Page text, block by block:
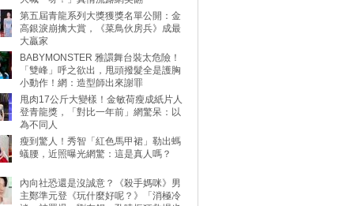
第五屆青龍系列大獎獲獎名單公開：金
高銀淚崩擒大賞，《菜鳥伙房兵》成最
大贏家
BABYMONSTER 雅譞舞台裝太危險！
「雙峰」呼之欲出，甩頭撥髮全是護胸
小動作！網：造型師出來謝罪
甩肉17公斤大變樣！金敏荷瘦成紙片人
登青龍獎，「對比一年前」網驚呆：以
為不同人
瘦到驚人！秀智「紅色馬甲裙」勒出螞
蟻腰，近照曝光網驚：這是真人嗎？
內向社恐還是沒誠意？《殺手媽咪》男
主鄭準元登《玩什麼好呢？》「消極冷